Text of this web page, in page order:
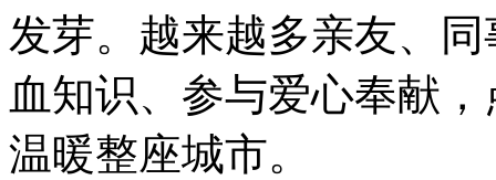
发芽。越来越多亲友、
血知识、参与爱心奉献
温暖整座城市。